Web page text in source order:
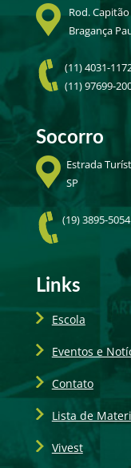
Rod.
Bragança
(11) 4031-
(11) 97699-
Socorro
Estrada
SP
(19) 3895-5054
Links
Escola
Eventos e
Contato
Lista de
Vivest